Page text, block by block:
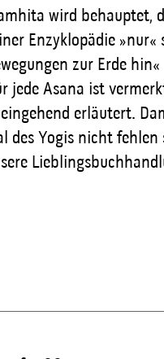
wird behauptet,
Enzyklopädie
zur Erde
jede Asana ist
erläutert.
des Yogis nicht